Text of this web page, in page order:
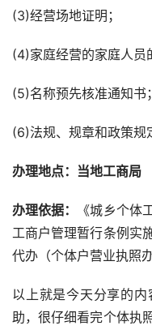
(3)经营场地证明；
(4)家庭经营的家庭人员
(5)名称预先核准通知书；
(6)法规、规章和政策规
办理地点：当地工商局
办理依据：
《城乡个体
工商户管理暂行条例实
代办（个体户营业执照
以上就是今天分享的
助，很仔细看完个体执